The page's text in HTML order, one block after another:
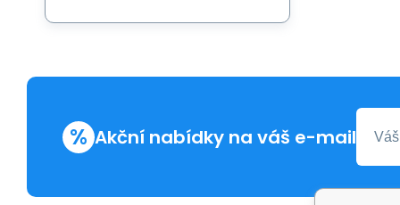
% Akční nabídky na váš e-mail